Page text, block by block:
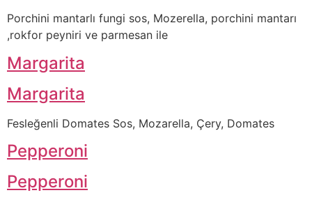
Porchini mantarlı fungi sos, Mozerella, porchini mantarı
,rokfor peyniri ve parmesan ile
Margarita
Margarita
Fesleğenli Domates Sos, Mozarella, Çery, Domates
Pepperoni
Pepperoni